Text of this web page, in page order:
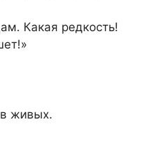
Какая редкость!
живых.